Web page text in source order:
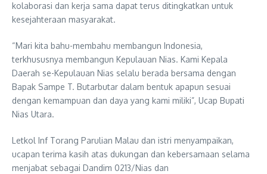
kolaborasi dan kerja sama dapat terus ditingkatkan untuk
kesejahteraan masyarakat.
“Mari kita bahu-membahu membangun Indonesia,
terkhususnya membangun Kepulauan Nias. Kami Kepala
Daerah se-Kepulauan Nias selalu berada bersama dengan
Bapak Sampe T. Butarbutar dalam bentuk apapun sesuai
dengan kemampuan dan daya yang kami miliki”, Ucap Bupati
Nias Utara.
Letkol Inf Torang Parulian Malau dan istri menyampaikan,
ucapan terima kasih atas dukungan dan kebersamaan selama
menjabat sebagai Dandim 0213/Nias dan